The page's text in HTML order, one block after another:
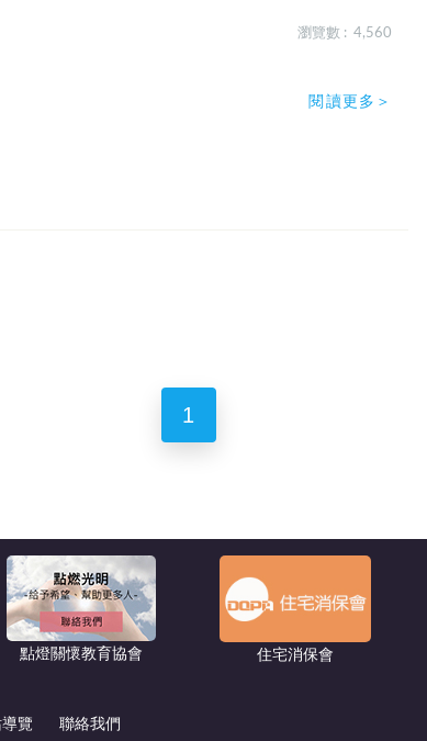
瀏覽數 : 4,560
閱讀更多＞
1
點燈關懷教育協會 住宅消保會
覽 聯絡我們